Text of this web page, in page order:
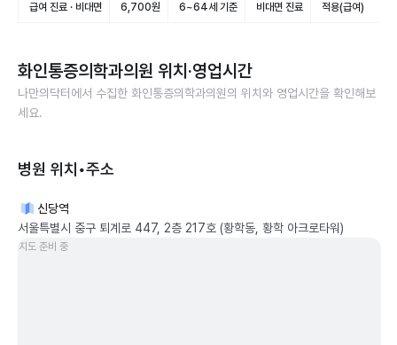
급여 진료 · 비대면 6,700원 6~64세 기준 비대면 진료 적용(급여)
화인통증의학과의원 위치·영업시간
나만의닥터에서 수집한 화인통증의학과의원의 위치와 영업시간을 확인해보
세요.
병원 위치•주소
신당역
서울특별시 중구 퇴계로 447, 2층 217호 (황학동, 황학 아크로타워)
지도 준비 중